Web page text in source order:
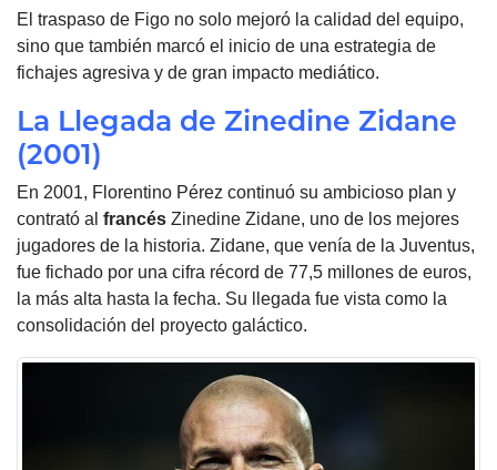
El traspaso de Figo no solo mejoró la calidad del equipo,
sino que también marcó el inicio de una estrategia de
fichajes agresiva y de gran impacto mediático.
La Llegada de Zinedine Zidane
(2001)
En 2001, Florentino Pérez continuó su ambicioso plan y
contrató al francés Zinedine Zidane, uno de los mejores
jugadores de la historia. Zidane, que venía de la Juventus,
fue fichado por una cifra récord de 77,5 millones de euros,
la más alta hasta la fecha. Su llegada fue vista como la
consolidación del proyecto galáctico.